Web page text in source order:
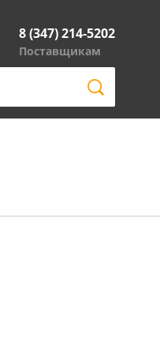
8 (347) 214-5202
Поставщикам